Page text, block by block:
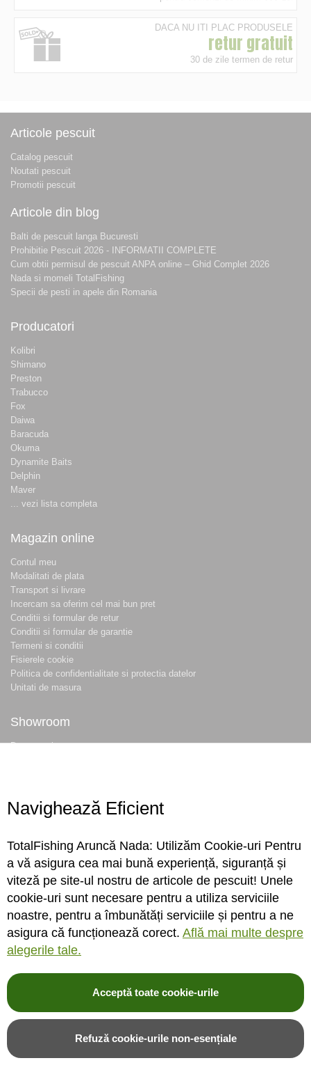
DACA NU ITI PLAC PRODUSELE
retur gratuit
30 de zile termen de retur
Articole pescuit
Catalog pescuit
Noutati pescuit
Promotii pescuit
Articole din blog
Balti de pescuit langa Bucuresti
Prohibitie Pescuit 2026 - INFORMATII COMPLETE
Cum obtii permisul de pescuit ANPA online – Ghid Complet 2026
Nada si momeli TotalFishing
Specii de pesti in apele din Romania
Producatori
Kolibri
Shimano
Preston
Trabucco
Fox
Daiwa
Baracuda
Okuma
Dynamite Baits
Delphin
Maver
... vezi lista completa
Magazin online
Contul meu
Modalitati de plata
Transport si livrare
Incercam sa oferim cel mai bun pret
Conditii si formular de retur
Conditii si formular de garantie
Termeni si conditii
Fisierele cookie
Politica de confidentialitate si protectia datelor
Unitati de masura
Showroom
Despre noi
Conecteaza-te
Sa ne cunoastem mai bine. Vino alaturi de noi pe reteaua ta preferata. Te
asteptam cu stiri, surprize, concursuri, premii ...
© 2004-2026 TotalFishing SRL. Toate drepturile rezervate. Citititermeni si
fisiere cookie ,politica de confidentialitate si protectia datelor
* Pozele produselor sunt folosite cu acordul furnizorilor si sunt doar cu titlu de
Navighează Eficient
TotalFishing Aruncă Nada: Utilizăm Cookie-uri Pentru
a vă asigura cea mai bună experiență, siguranță și
viteză pe site-ul nostru de articole de pescuit! Unele
cookie-uri sunt necesare pentru a utiliza serviciile
noastre, pentru a îmbunătăți serviciile și pentru a ne
asigura că funcționează corect. Află mai multe despre
alegerile tale.
Acceptă toate cookie-urile
Refuză cookie-urile non-esențiale